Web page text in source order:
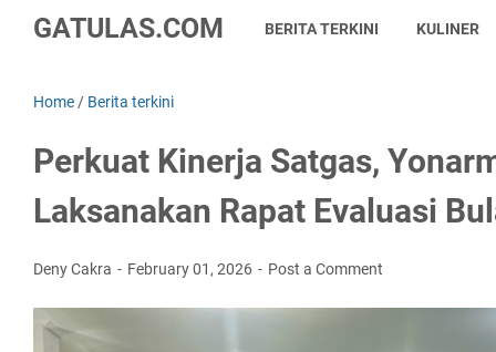
GATULAS.COM BERITA TERKINI KULINER
Home / Berita terkini
Perkuat Kinerja Satgas,
Laksanakan Rapat Evaluasi
Deny Cakra February 01, 2026 Post a Comment